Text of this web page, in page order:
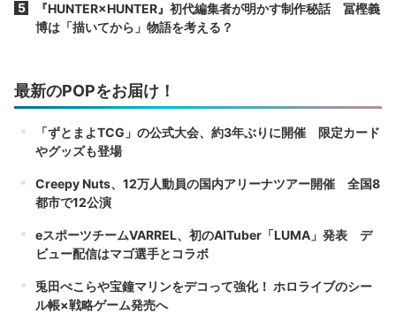
『HUNTER×HUNTER』初代編集者が明かす制作秘話 冨樫義
博は「描いてから」物語を考える？
最新のPOPをお届け！
「ずとまよTCG」の公式大会、約3年ぶりに開催 限定カード
やグッズも登場
Creepy Nuts、12万人動員の国内アリーナツアー開催 全国8
都市で12公演
eスポーツチームVARREL、初のAITuber「LUMA」発表 デ
ビュー配信はマゴ選手とコラボ
兎田ぺこらや宝鐘マリンをデコって強化！ ホロライブのシー
ル帳×戦略ゲーム発売へ